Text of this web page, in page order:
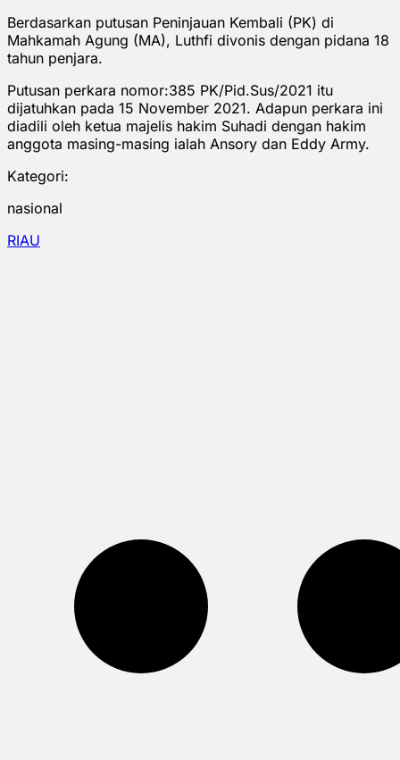
Berdasarkan putusan Peninjauan Kembali (PK) di
Mahkamah Agung (MA), Luthfi divonis dengan pidana 18
tahun penjara.
Putusan perkara nomor:385 PK/Pid.Sus/2021 itu
dijatuhkan pada 15 November 2021. Adapun perkara ini
diadili oleh ketua majelis hakim Suhadi dengan hakim
anggota masing-masing ialah Ansory dan Eddy Army.
Kategori:
nasional
RIAU